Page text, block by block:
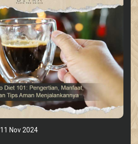
11 Nov 2024